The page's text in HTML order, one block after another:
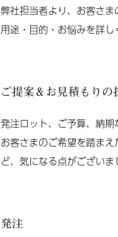
弊社担当者より、お客さま
用途・目的・お悩みを詳
ご提案＆お見積もりの
発注ロット、ご予算、納期
お客さまのご希望を踏ま
ど、気になる点がございま
発注